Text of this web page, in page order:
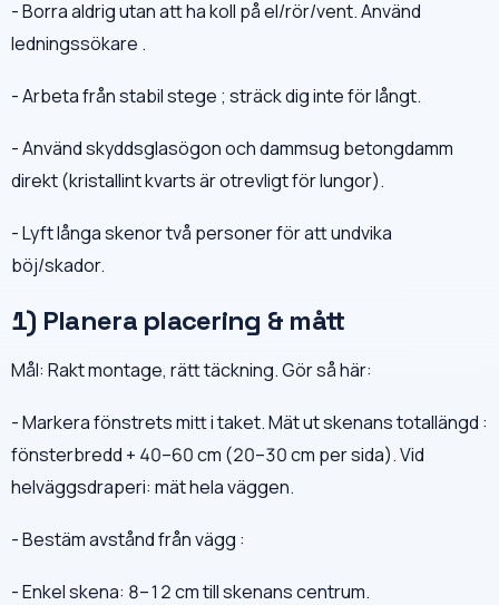
- Borra aldrig utan att ha koll på el/rör/vent. Använd
ledningssökare .
- Arbeta från stabil stege ; sträck dig inte för långt.
- Använd skyddsglasögon och dammsug betongdamm
direkt (kristallint kvarts är otrevligt för lungor).
- Lyft långa skenor två personer för att undvika
böj/skador.
1) Planera placering & mått
Mål: Rakt montage, rätt täckning. Gör så här:
- Markera fönstrets mitt i taket. Mät ut skenans totallängd :
fönsterbredd + 40–60 cm (20–30 cm per sida). Vid
helväggsdraperi: mät hela väggen.
- Bestäm avstånd från vägg :
- Enkel skena: 8–12 cm till skenans centrum.